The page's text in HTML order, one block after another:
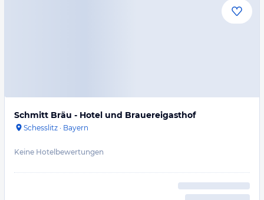
Schmitt Bräu - Hotel und Brauereigasthof
Schesslitz · Bayern
Keine Hotelbewertungen